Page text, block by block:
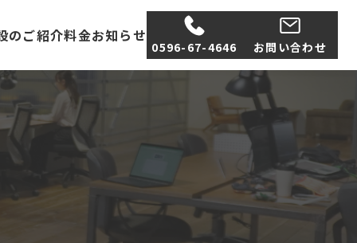
のご紹介料金お知らせ
0596-67-4646 お問い合わせ